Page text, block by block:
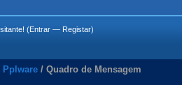
(Entrar — Registar)
Pplware / Quadro de Mensagem